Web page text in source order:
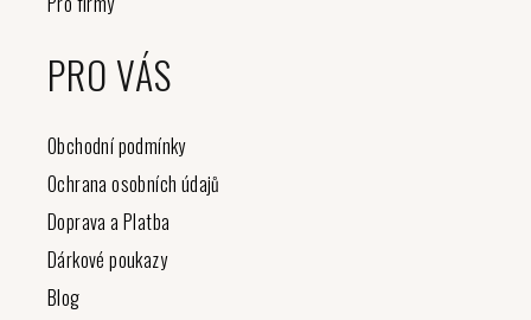
PRO VÁS
Obchodní podmínky
Ochrana osobních údajů
Doprava a Platba
Dárkové poukazy
Blog